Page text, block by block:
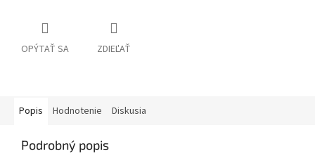
OPÝTAŤ SA ZDIEĽAŤ
Popis Hodnotenie Diskusia
Podrobný popis